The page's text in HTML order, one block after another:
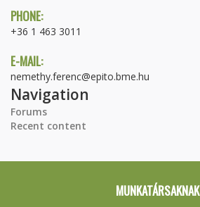
PHONE:
+36 1 463 3011
E-MAIL:
nemethy.ferenc@epito.bme.hu
Navigation
Forums
Recent content
MUNKATÁRSAKNAK